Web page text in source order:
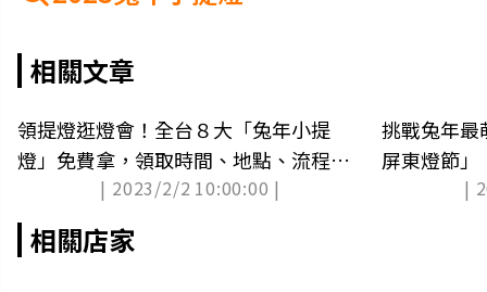
相關文章
領提燈逛燈會！全台８大「兔年小提
燈」免費拿，領取時間、地點、流程一
| 2023/2/2 10:00:00 |
挑戰兔年最
屏東燈節
|
相關店家